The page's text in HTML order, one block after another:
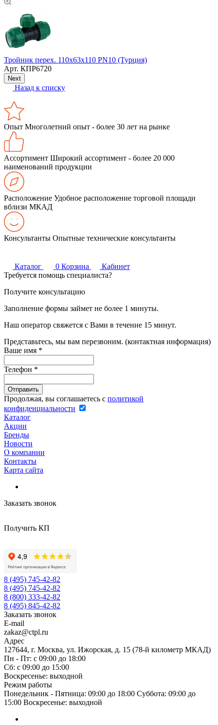
Тройник перех. 110х63х110 PN10 (Турция)
Арт. КПР6720
Next
Назад к списку
Опыт Многолетний опыт - более 30 лет на рынке
Ассортимент Широкий ассортимент - более 20 000
наименований продукции
Расположение Удобное расположение торговой площади
вблизи МКАД
Консультанты Опытные технические консультанты
Каталог 0 Корзина
Кабинет
Требуется помощь специалиста?
Получите консультацию
Заполнение формы займет не более 1 минуты.
Наш оператор свяжется с Вами в течение 15 минут.
Представьтесь, мы вам перезвоним. (контактная информация)
Ваше имя *
Телефон *
Продолжая, вы соглашаетесь с политикой
конфиденциальности
Каталог
Акции
Бренды
Новости
О компании
Контакты
Карта сайта
Заказать звонок
Получить КП
8 (495) 745-42-82
8 (495) 745-42-82
8 (800) 333-42-82
8 (495) 845-42-82
Заказать звонок
E-mail
zakaz@ctpl.ru
Адрес
127644, г. Москва, ул. Ижорская, д. 15 (78-й километр МКАД)
Пн - Пт: с 09:00 до 18:00
Сб: с 09:00 до 15:00
Воскресенье: выходной
Режим работы
Понедельник - Пятница: 09:00 до 18:00 Суббота: 09:00 до
15:00 Воскресенье: выходной